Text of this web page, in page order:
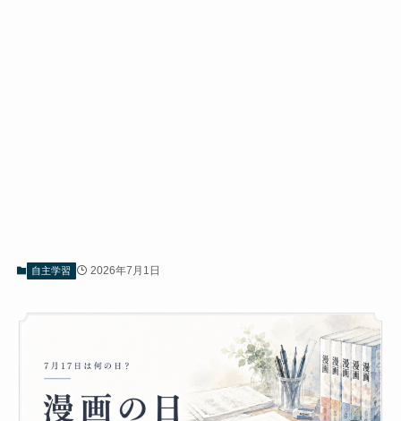
自主学習 2026年7月1日